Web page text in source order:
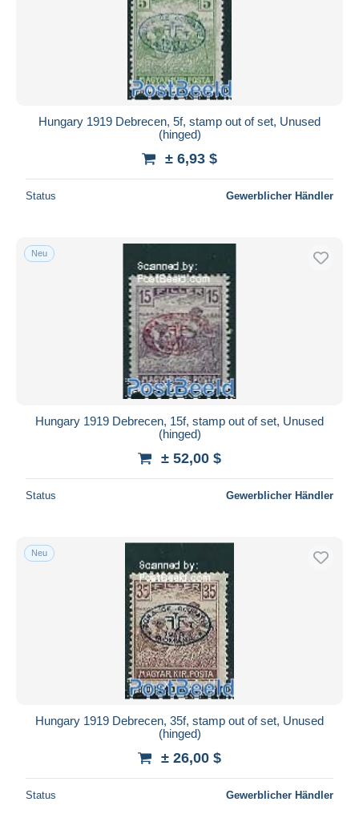
Hungary 1919 Debrecen, 5f, stamp out of set, Unused
(hinged)
± 6,93 $
Status Gewerblicher Händler
Neu
Hungary 1919 Debrecen, 15f, stamp out of set, Unused
(hinged)
± 52,00 $
Status Gewerblicher Händler
Neu
Hungary 1919 Debrecen, 35f, stamp out of set, Unused
(hinged)
± 26,00 $
Status Gewerblicher Händler